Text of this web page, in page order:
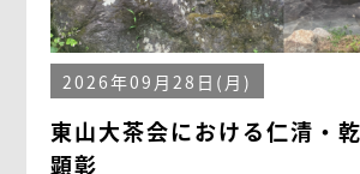
2026年09月28日(月)
東山大茶会における仁清・
顕彰